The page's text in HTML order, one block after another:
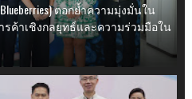
ตอกย้ำความมุ่งมั่นใน
ค้าเชิงกลยุทธ์และความร่วมมือใน